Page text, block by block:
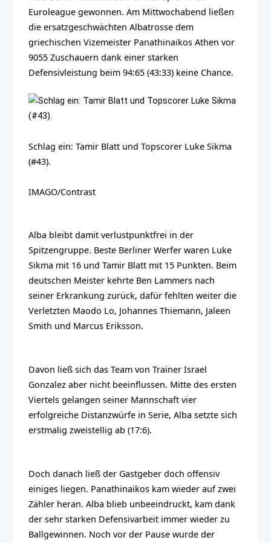
Euroleague gewonnen. Am Mittwochabend ließen
die ersatzgeschwächten Albatrosse dem
griechischen Vizemeister Panathinaikos Athen vor
9055 Zuschauern dank einer starken
Defensivleistung beim 94:65 (43:33) keine Chance.
Schlag ein: Tamir Blatt und Topscorer Luke Sikma
(#43).
IMAGO/Contrast
Alba bleibt damit verlustpunktfrei in der
Spitzengruppe. Beste Berliner Werfer waren Luke
Sikma mit 16 und Tamir Blatt mit 15 Punkten. Beim
deutschen Meister kehrte Ben Lammers nach
seiner Erkrankung zurück, dafür fehlten weiter die
Verletzten Maodo Lo, Johannes Thiemann, Jaleen
Smith und Marcus Eriksson.
Davon ließ sich das Team von Trainer Israel
Gonzalez aber nicht beeinflussen. Mitte des ersten
Viertels gelangen seiner Mannschaft vier
erfolgreiche Distanzwürfe in Serie, Alba setzte sich
erstmalig zweistellig ab (17:6).
Doch danach ließ der Gastgeber doch offensiv
einiges liegen. Panathinaikos kam wieder auf zwei
Zähler heran. Alba blieb unbeeindruckt, kam dank
der sehr starken Defensivarbeit immer wieder zu
Ballgewinnen. Noch vor der Pause wurde der